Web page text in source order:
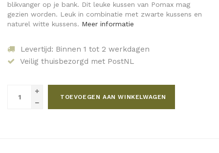
blikvanger op je bank. Dit leuke kussen van Pomax mag
gezien worden. Leuk in combinatie met zwarte kussens en
naturel witte kussens. Meer informatie
Levertijd: Binnen 1 tot 2 werkdagen
Veilig thuisbezorgd met PostNL
TOEVOEGEN AAN WINKELWAGEN